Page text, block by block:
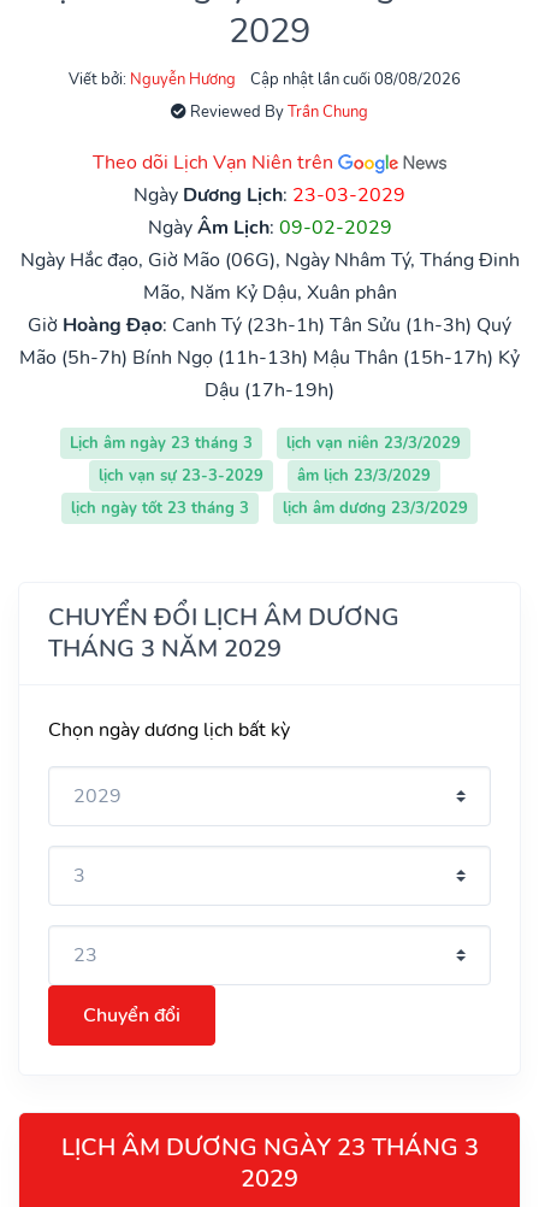
2029
Viết bởi: Nguyễn Hương
Cập nhật lần cuối 08/08/2026
Reviewed ByTrần Chung
Theo dõi Lịch Vạn Niên trên
Ngày Dương Lịch: 23-03-2029
NgàyÂm Lịch: 09-02-2029
Ngày Hắc đạo, Giờ Mão (06G), Ngày Nhâm Tý, Tháng Đinh
Mão, Năm Kỷ Dậu, Xuân phân
Giờ Hoàng Đạo: Canh Tý (23h-1h) Tân Sửu (1h-3h) Quý
Mão (5h-7h) Bính Ngọ (11h-13h) Mậu Thân (15h-17h) Kỷ
Dậu (17h-19h)
Lịch âm ngày 23 tháng 3
lịch vạn niên 23/3/2029
lịch vạn sự 23-3-2029
âm lịch 23/3/2029
lịch ngày tốt 23 tháng 3
lịch âm dương 23/3/2029
CHUYỂN ĐỔI LỊCH ÂM DƯƠNG
THÁNG 3 NĂM 2029
Chọn ngày dương lịch bất kỳ
Chuyển đổi
LỊCH ÂM DƯƠNG NGÀY 23 THÁNG 3
2029